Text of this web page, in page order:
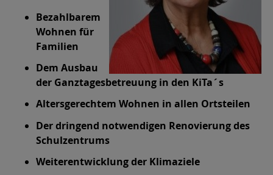
Bezahlbarem
Wohnen für
Familien
Dem Ausbau
der Ganztagesbetreuung in den KiTa´s
Altersgerechtem Wohnen in allen Ortsteilen
Der dringend notwendigen Renovierung des
Schulzentrums
Weiterentwicklung der Klimaziele